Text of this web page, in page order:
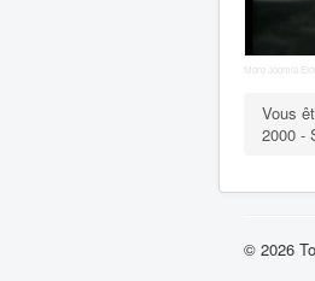
More Joomla
Vous
2000 -
© 2026